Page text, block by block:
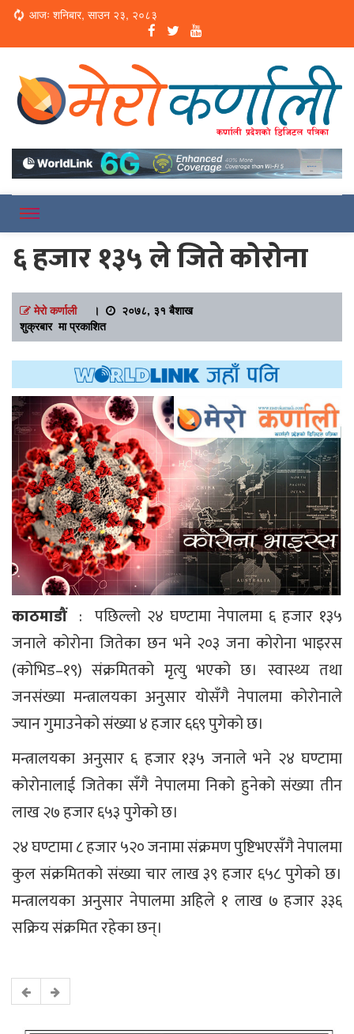
Loading...
आजः शनिबार, साउन २३, २०८३
Merokarnali
६ हजार १३५ ले जिते कोरोना
मेरो कर्णाली।
२०७८, ३१ बैशाख
शुक्रबार मा प्रकाशित
काठमाडौं: पछिल्लो २४ घण्टामा नेपालमा ६ हजार १३५
जनाले कोरोना जितेका छन भने २०३ जना कोरोना भाइरस
(कोभिड–१९) संक्रमितको मृत्यु भएको छ। स्वास्थ्य तथा
जनसंख्या मन्त्रालयका अनुसार योसँगै नेपालमा कोरोनाले
ज्यान गुमाउनेको संख्या ४ हजार ६६९ पुगेको छ।
मन्त्रालयका अनुसार ६ हजार १३५ जनाले भने २४ घण्टामा
कोरोनालाई जितेका सँगै नेपालमा निको हुनेको संख्या तीन
लाख २७ हजार ६५३ पुगेको छ।
२४ घण्टामा ८ हजार ५२० जनामा संक्रमण पुष्टिभएसँगै नेपालमा
कुल संक्रमितको संख्या चार लाख ३९ हजार ६५८ पुगेको छ।
मन्त्रालयका अनुसार नेपालमा अहिले १ लाख ७ हजार ३३६
सक्रिय संक्रमित रहेका छन्।